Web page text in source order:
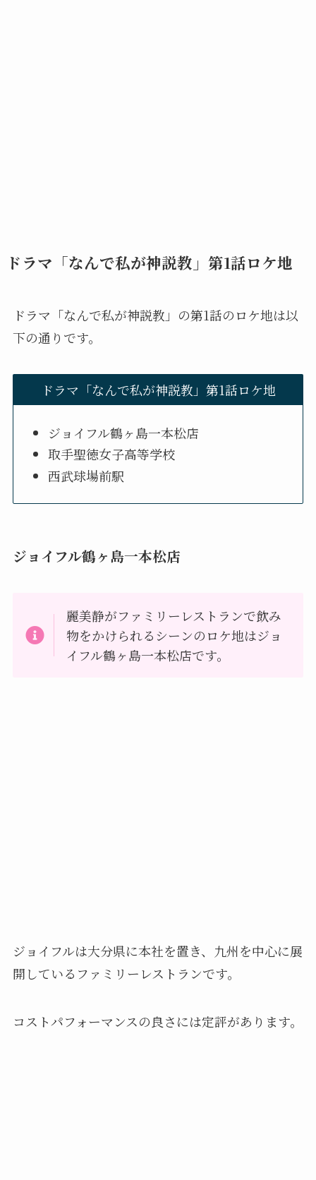
ドラマ「なんで私が神説教」第1話ロケ地
ドラマ「なんで私が神説教」の第1話のロケ地は以
下の通りです。
ドラマ「なんで私が神説教」第1話ロケ地
ジョイフル鶴ヶ島一本松店
取手聖徳女子高等学校
西武球場前駅
ジョイフル鶴ヶ島一本松店
麗美静がファミリーレストランで飲み
物をかけられるシーンのロケ地はジョ
イフル鶴ヶ島一本松店です。
ジョイフルは大分県に本社を置き、九州を中心に展
開しているファミリーレストランです。
コストパフォーマンスの良さには定評があります。